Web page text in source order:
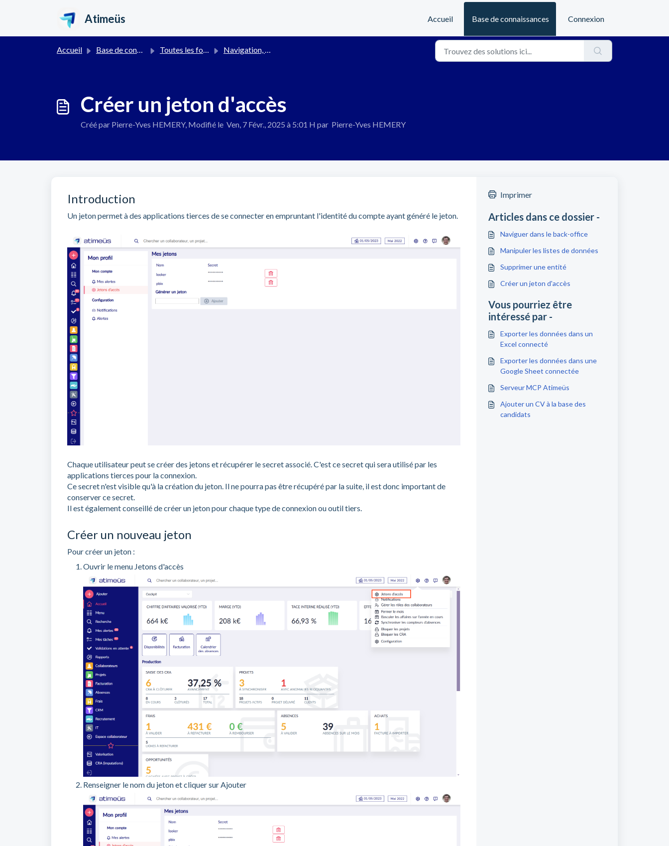
Atimeüs Accueil Base de connaissances Connexion
Accueil Base de connaissances Toutes les fonctionnalités Navigation, recherche, alertes
Créer un jeton d'accès
Créé par Pierre-Yves HEMERY, Modifié le Ven, 7 Févr., 2025 à 5:01 H par Pierre-Yves HEMERY
Introduction
Un jeton permet à des applications tierces de se connecter en empruntant l'identité du compte ayant généré le jeton.
Chaque utilisateur peut se créer des jetons et récupérer le secret associé. C'est ce secret qui sera utilisé par les
applications tierces pour la connexion.
Ce secret n'est visible qu'à la création du jeton. Il ne pourra pas être récupéré par la suite, il est donc important de
conserver ce secret.
Il est également conseillé de créer un jeton pour chaque type de connexion ou outil tiers.
Créer un nouveau jeton
Pour créer un jeton :
Ouvrir le menu Jetons d'accès
Renseigner le nom du jeton et cliquer sur Ajouter
Imprimer
Articles dans ce dossier -
Naviguer dans le back-office
Manipuler les listes de données
Supprimer une entité
Créer un jeton d'accès
Vous pourriez être
intéressé par -
Exporter les données dans un
Excel connecté
Exporter les données dans une
Google Sheet connectée
Serveur MCP Atimeüs
Ajouter un CV à la base des
candidats